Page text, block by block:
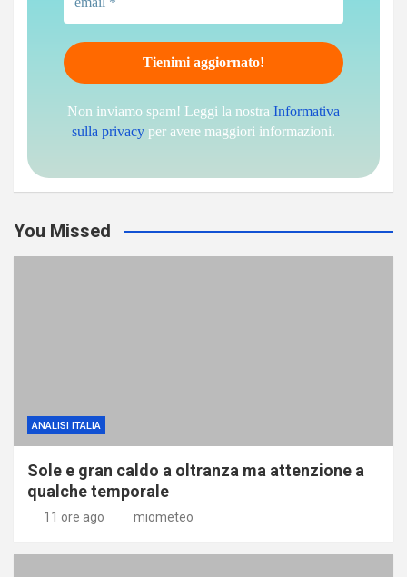
Non inviamo spam! Leggi la nostra Informativa
sulla privacy per avere maggiori informazioni.
You Missed
ANALISI ITALIA
Sole e gran caldo a oltranza ma attenzione a
qualche temporale
11 ore ago miometeo